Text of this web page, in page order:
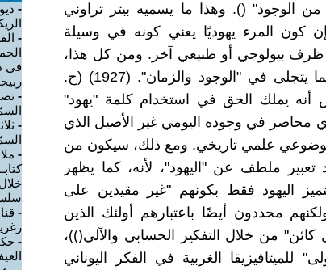
من الوجود" (). وهذا ما يسميه بيتر تراوني
كون المرء يهوديًا يعني كونه في وسيلة
ظرف بيولوجي أو طبيعي آخر. ومن كل هذا،
تظهر القرابة بين اليهود و"الإنسان" كما يتجلى في "الوجود والزمان". (1927) (ح.
أنه يملك الحق في استخدام كلمة "يهود"
محاصر في وجوده اليومي غير الأصيل الذي
موضوعي علمي تاريخي. ومع ذلك، سيكون من
ملطف عن "اليهود"، لأنه، كما يظهر
يتميز اليهود فقط بكونهم "غير مقيدين على
محددون أيضًا باعتبارهم أولئك الذين
كائن" من خلال التفكير الحسابي والآلي())،
للميتافيزيقا الغربية في الفكر اليوناني
-
-
في
-
-
-
-
-